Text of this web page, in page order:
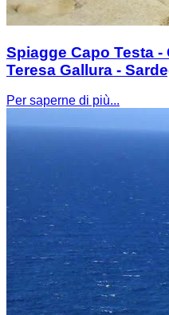
Spiagge Capo Testa
Teresa Gallura -
Per saperne di più...